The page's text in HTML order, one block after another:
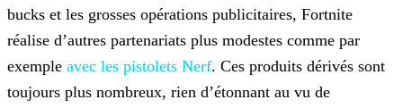
bucks et les grosses opérations publicitaires, Fortnite
réalise d’autres partenariats plus modestes comme par
exemple avec les pistolets Nerf. Ces produits dérivés sont
toujours plus nombreux, rien d’étonnant au vu de